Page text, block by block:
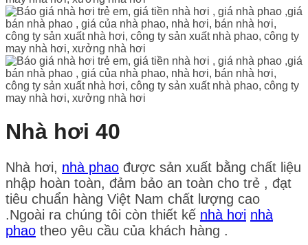
Nhà hơi 40
Nhà hơi, nhà phao được sản xuất bằng chất liệu
nhập hoàn toàn, đảm bảo an toàn cho trẻ , đạt
tiêu chuẩn hàng Việt Nam chất lượng cao
.Ngoài ra chúng tôi còn thiết kế nhà hơi nhà
phao theo yêu cầu của khách hàng .